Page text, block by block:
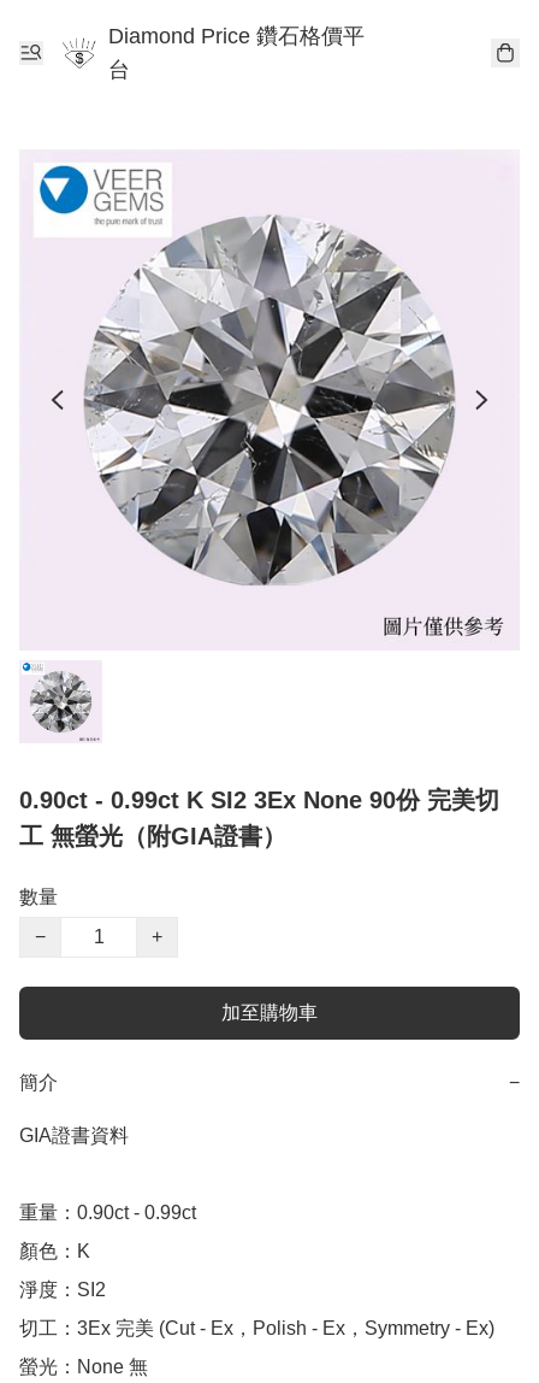
Diamond Price 鑽石格價平
台
0.90ct - 0.99ct K SI2 3Ex None 90份 完美切
工 無螢光（附GIA證書）
數量
−
+
加至購物車
簡介 −
GIA證書資料
重量：0.90ct - 0.99ct
顏色：K
淨度：SI2
切工：3Ex 完美 (Cut - Ex，Polish - Ex，Symmetry - Ex)
螢光：None 無